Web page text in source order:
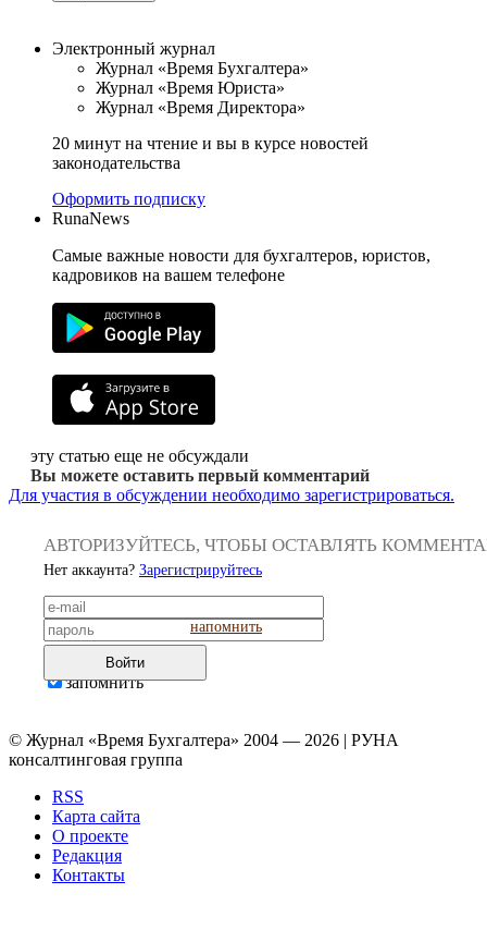
Электронный журнал
Журнал «Время Бухгалтера»
Журнал «Время Юриста»
Журнал «Время Директора»
20 минут на чтение и вы в курсе новостей
законодательства
Оформить подписку
RunaNews
Самые важные новости для бухгалтеров, юристов,
кадровиков на вашем телефоне
эту статью еще не обсуждали
Вы можете оставить первый комментарий
Для участия в обсуждении необходимо зарегистрироваться.
АВТОРИЗУЙТЕСЬ, ЧТОБЫ ОСТАВЛЯТЬ
Нет аккаунта? Зарегистрируйтесь
напомнить
Войти
запомнить
© Журнал «Время Бухгалтера» 2004 — 2026 | РУНА
консалтинговая группа
RSS
Карта сайта
О проекте
Редакция
Контакты